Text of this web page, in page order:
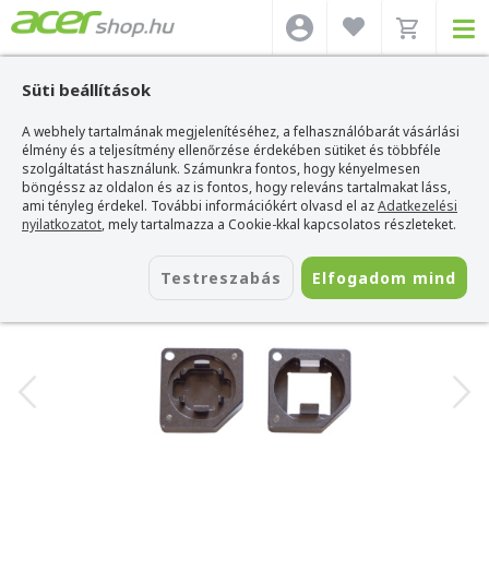
Süti beállítások
A webhely tartalmának megjelenítéséhez, a felhasználóbarát vásárlási
élmény és a teljesítmény ellenőrzése érdekében sütiket és többféle
szolgáltatást használunk. Számunkra fontos, hogy kényelmesen
böngéssz az oldalon és az is fontos, hogy releváns tartalmakat láss,
ami tényleg érdekel. További információkért olvasd el azAdatkezelési
nyilatkozatot, mely tartalmazza a Cookie-kkal kapcsolatos részleteket.
Testreszabás Elfogadom mind
Acer webshop>BANDIT 2 in 1 Billentyű Switch kinyitó eszköz
BANDIT 2 in 1 Billentyű Switch kinyitó
eszköz
Azonosító:ANCR-SO